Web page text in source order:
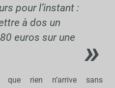
pour l’instant :
à dos un
euros sur une
que rien n’arrive sans